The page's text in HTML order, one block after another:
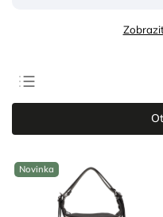
Doporučujeme
Nejlevnější
Nejprodávanější
Abecedně
Novinka